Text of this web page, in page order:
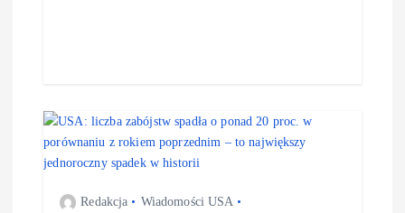
Redakcja Wiadomości USA